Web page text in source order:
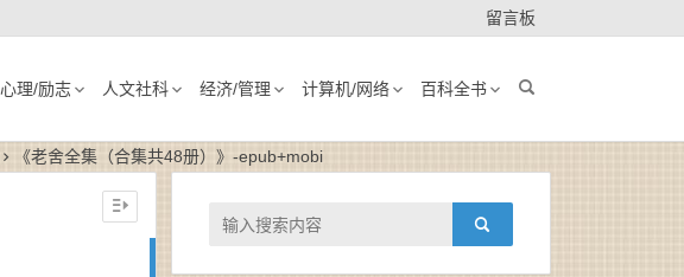
留言板
心理/励志 人文社科 经济/管理 计算机/网络 百科全书
《老舍全集（合集共48册）》-epub+mobi